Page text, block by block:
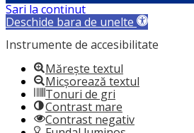
Sari la conținut
Deschide bara de unelte
Instrumente de accesibilitate
Mărește textul
Micșorează textul
Tonuri de gri
Contrast mare
Contrast negativ